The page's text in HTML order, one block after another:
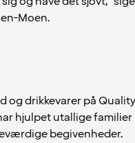
Moen.
og drikkevarer på Quality
hjulpet utallige familier
begivenheder.